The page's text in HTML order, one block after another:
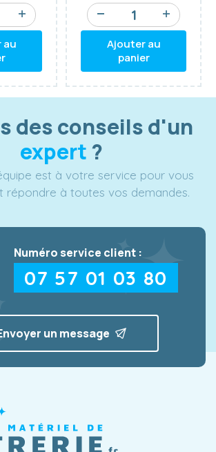
au
Ajouter au
panier
des conseils d'un
expert ?
est à votre service pour vous
répondre à toutes vos demandes.
Numéro service client :
07 57 01 03 80
un message